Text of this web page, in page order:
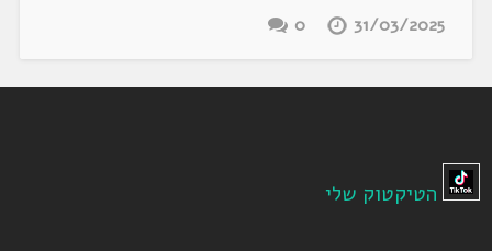
31/03/2025
0
הטיקטוק שלי